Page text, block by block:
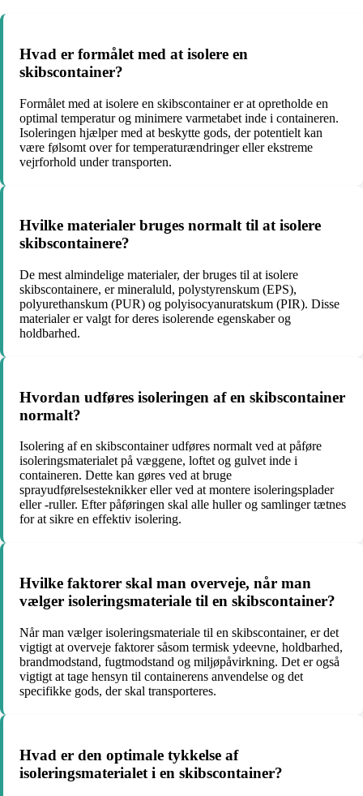
Hvad er formålet med at isolere en
skibscontainer?
Formålet med at isolere en skibscontainer er at opretholde en
optimal temperatur og minimere varmetabet inde i containeren.
Isoleringen hjælper med at beskytte gods, der potentielt kan
være følsomt over for temperaturændringer eller ekstreme
vejrforhold under transporten.
Hvilke materialer bruges normalt til at isolere
skibscontainere?
De mest almindelige materialer, der bruges til at isolere
skibscontainere, er mineraluld, polystyrenskum (EPS),
polyurethanskum (PUR) og polyisocyanuratskum (PIR). Disse
materialer er valgt for deres isolerende egenskaber og
holdbarhed.
Hvordan udføres isoleringen af en skibscontainer
normalt?
Isolering af en skibscontainer udføres normalt ved at påføre
isoleringsmaterialet på væggene, loftet og gulvet inde i
containeren. Dette kan gøres ved at bruge
sprayudførelsesteknikker eller ved at montere isoleringsplader
eller -ruller. Efter påføringen skal alle huller og samlinger tætnes
for at sikre en effektiv isolering.
Hvilke faktorer skal man overveje, når man
vælger isoleringsmateriale til en skibscontainer?
Når man vælger isoleringsmateriale til en skibscontainer, er det
vigtigt at overveje faktorer såsom termisk ydeevne, holdbarhed,
brandmodstand, fugtmodstand og miljøpåvirkning. Det er også
vigtigt at tage hensyn til containerens anvendelse og det
specifikke gods, der skal transporteres.
Hvad er den optimale tykkelse af
isoleringsmaterialet i en skibscontainer?